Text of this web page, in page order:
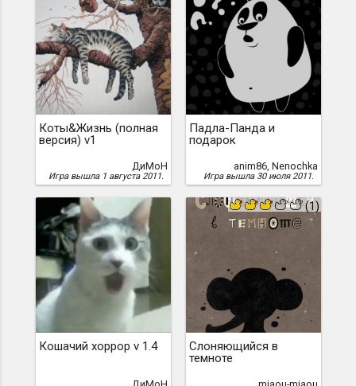
Коты&Жизнь (полная
версия) v1
ДиМоН
Игра вышла 1 августа 2011.
Падла-Панда и
подарок
anim86, Nenochka
Игра вышла 30 июля 2011.
Кошачий хоррор v 1.4
(1)
Слоняющийся в
темноте